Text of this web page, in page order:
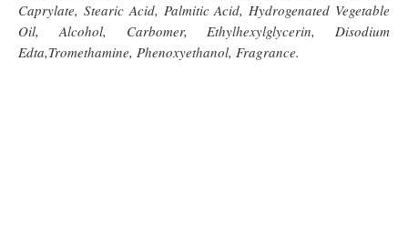
Caprylate, Stearic Acid, Palmitic Acid, Hydrogenated Vegetable
Oil, Alcohol, Carbomer, Ethylhexylglycerin, Disodium
Edta,Tromethamine, Phenoxyethanol, Fragrance.